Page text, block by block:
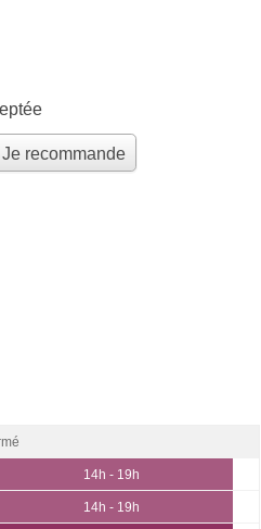
recommande
14h - 19h
14h - 19h